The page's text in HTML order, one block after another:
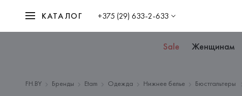
КАТАЛОГ +375 (29) 633-2-633
Sale Женщинам
FH.BY Бренды Etam Одежда Нижнее белье Бюстгальтеры